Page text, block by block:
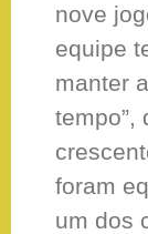
nove
equipe
manter
tempo”,
foram
um dos